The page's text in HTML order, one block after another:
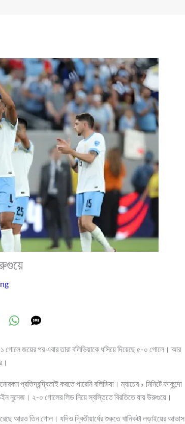
গোলে জয়ের পর এবার তারা বলিভিয়াকে ধসিয়ে দিয়েছে ৫-০ গোলে। আর
প্রতিদ্বন্দ্বিতাই করতে পারেনি বলিভিয়া। ম্যাচের ৮ মিনিটে ফাকুন্দো
নুনেজ। ২-০ গোলের লিড নিয়ে স্বস্তিতে বিরতিতে যায় উরুগুয়ে।
আরও তিন গোল। যদিও দ্বিতীয়ার্ধের শুরুতে খানিকটা লড়াইয়ের আভাস